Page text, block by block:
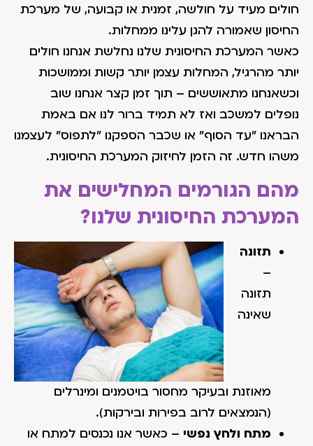
חולים מעיד על חולשה, זמנית או קבועה, של מערכת
החיסון שאמורה להגן עלינו ממחלות.
כאשר המערכת החיסונית שלנו נחלשת אנחנו חולים
יותר מהרגיל, המחלות עצמן יותר קשות וממושכות
וכשאנחנו מתאוששים – תוך זמן קצר אנחנו שוב
נופלים למשכב ואז לא תמיד ברור לנו אם באמת
הבראנו "עד הסוף" או שכבר הספקנו "לתפוס" לעצמנו
משהו חדש. זה הזמן לחיזוק המערכת החיסונית.
מהם הגורמים המחלישים את
המערכת החיסונית שלנו?
תזונה
–
תזונה
שאינה
מאוזנת ובעיקר מחסור בויטמנים ומינרלים
(הנמצאים לרוב בפירות ובירקות).
מתח ולחץ נפשי – כאשר אנו נכנסים למתח או